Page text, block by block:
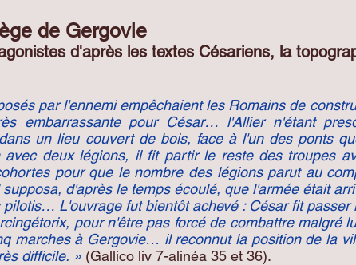
de Gergovie
d'après les textes Césariens, la
par l'ennemi empêchaient les Romains de
embarrassante pour César… l'Allier n'étant
un lieu couvert de bois, face à l'un des ponts
avec deux légions, il fit partir le reste des troupes
pour que le nombre des légions parut au
d'après le temps écoulé, que l'armée était
pilotis… L'ouvrage fut bientôt achevé : César fit
pour n'être pas forcé de combattre malgré
marches à Gergovie… il reconnut la position de la
difficile. » (Gallico liv 7-alinéa 35 et 36).